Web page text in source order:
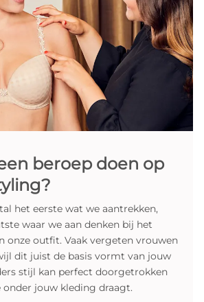
beroep doen op
het eerste wat we aantrekken,
waar we aan denken bij het
onze outfit. Vaak vergeten vrouwen
dit juist de basis vormt van jouw
stijl kan perfect doorgetrokken
jouw kleding draagt.